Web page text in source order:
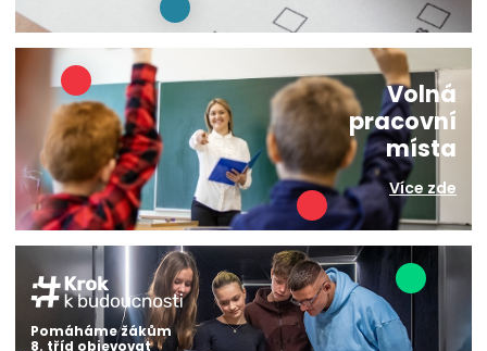
Volná
pracovní
místa
Více zde
Pomáháme žákům
8. tříd objevovat